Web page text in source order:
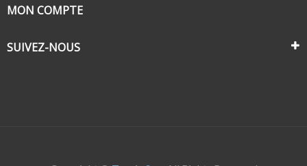
MON COMPTE
SUIVEZ-NOUS